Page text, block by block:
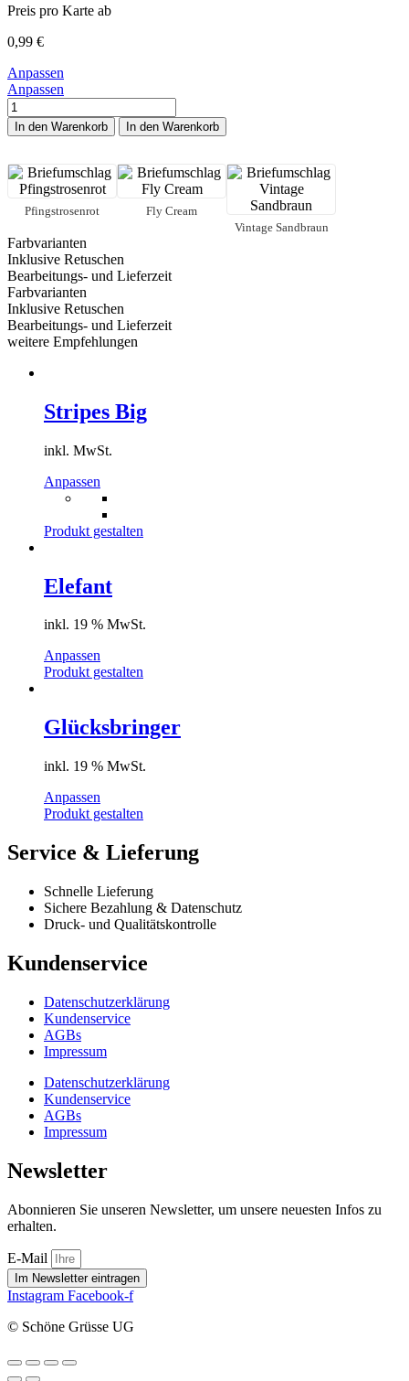
Preis pro Karte ab
0,99 €
Anpassen
Anpassen
Tandem
3
Kinder
In den Warenkorb In den Warenkorb
Pfingstrosenrot
Fly Cream
Vintage Sandbraun
Farbvarianten
Inklusive Retuschen
Bearbeitungs- und Lieferzeit
Farbvarianten
Inklusive Retuschen
Bearbeitungs- und Lieferzeit
weitere Empfehlungen
Stripes Big
inkl. MwSt.
Anpassen
Produkt
weist
mehrere
Die
Optionen
auf
Produktseite
gewählt
Produkt gestalten
Elefant
inkl. 19 % MwSt.
Anpassen
Produkt gestalten
Glücksbringer
inkl. 19 % MwSt.
Anpassen
Produkt gestalten
Service & Lieferung
Schnelle Lieferung
Sichere Bezahlung & Datenschutz
Druck- und Qualitätskontrolle
Kundenservice
Datenschutzerklärung
Kundenservice
AGBs
Impressum
Datenschutzerklärung
Kundenservice
AGBs
Impressum
Newsletter
Abonnieren Sie unseren Newsletter, um unsere neuesten Infos zu
erhalten.
E-Mail
Im Newsletter eintragen
Instagram Facebook-f
© Schöne Grüsse UG